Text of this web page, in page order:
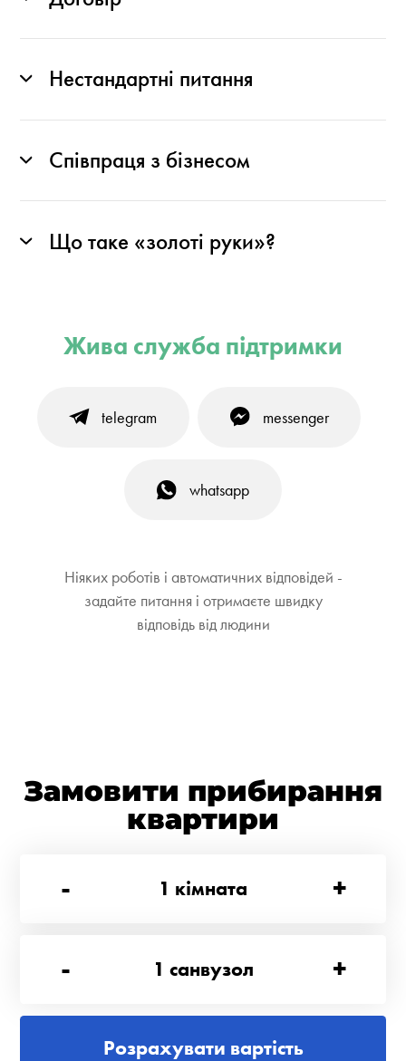
Нестандартні питання
Співпраця з бізнесом
Що таке «золоті руки»?
Жива служба підтримки
telegram messenger
whatsapp
Ніяких роботів і автоматичних відповідей -
задайте питання і отримаєте швидку
відповідь від людини
Замовити прибирання
квартири
-
1 кімната +
- 1 санвузол +
Розрахувати вартість